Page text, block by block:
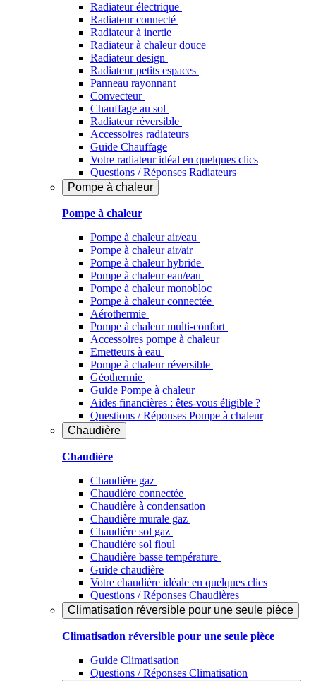
Radiateur électrique
Radiateur connecté
Radiateur à inertie
Radiateur à chaleur douce
Radiateur design
Radiateur petits espaces
Panneau rayonnant
Convecteur
Chauffage au sol
Radiateur réversible
Accessoires radiateurs
Guide Chauffage
Votre radiateur idéal en quelques clics
Questions / Réponses Radiateurs
Pompe à chaleur
Pompe à chaleur
Pompe à chaleur air/eau
Pompe à chaleur air/air
Pompe à chaleur hybride
Pompe à chaleur​ eau/eau
Pompe à chaleur monobloc
Pompe à chaleur connectée
Aérothermie
Pompe à chaleur multi-confort
Accessoires pompe à chaleur
Emetteurs à eau
Pompe à chaleur réversible
Géothermie
Guide Pompe à chaleur
Aides financières : êtes-vous éligible ?
Questions / Réponses Pompe à chaleur
Chaudière
Chaudière
Chaudière gaz
Chaudière connectée
Chaudière à condensation
Chaudière murale gaz
Chaudière sol gaz
Chaudière sol fioul
Chaudière basse température
Guide chaudière
Votre chaudière idéale en quelques clics
Questions / Réponses Chaudières
Climatisation réversible pour une seule pièce
Climatisation réversible pour une seule pièce
Guide Climatisation
Questions / Réponses Climatisation